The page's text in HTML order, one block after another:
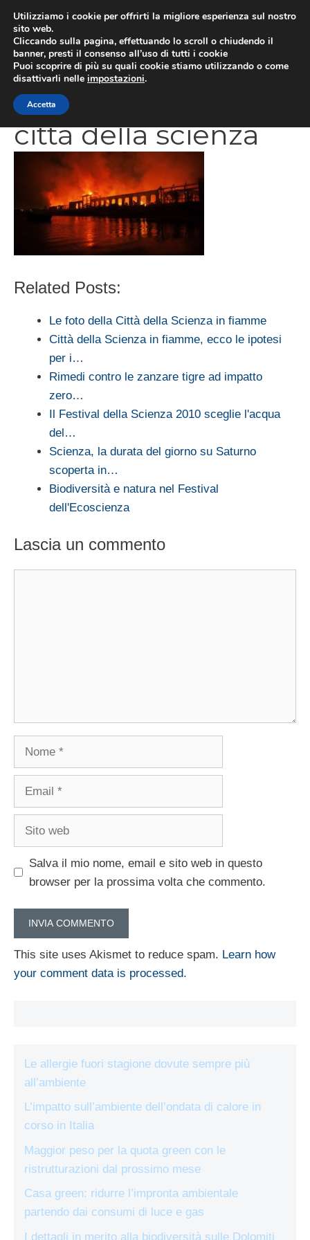
contenuto
città della scienza
Related Posts:
Le foto della Città della Scienza in fiamme
Città della Scienza in fiamme, ecco le ipotesi
per i…
Rimedi contro le zanzare tigre ad impatto
zero…
Il Festival della Scienza 2010 sceglie l'acqua
del…
Scienza, la durata del giorno su Saturno
scoperta in…
Biodiversità e natura nel Festival
dell'Ecoscienza
Lascia un commento
Salva il mio nome, email e sito web in questo
browser per la prossima volta che commento.
This site uses Akismet to reduce spam. Learn how
your comment data is processed.
Le allergie fuori stagione dovute sempre più
all’ambiente
L’impatto sull’ambiente dell’ondata di calore in
corso in Italia
Maggior peso per la quota green con le
ristrutturazioni dal prossimo mese
Casa green: ridurre l’impronta ambientale
partendo dai consumi di luce e gas
I dettagli in merito alla biodiversità sulle Dolomiti
Utilizziamo i cookie per offrirti la migliore esperienza sul nostro
sito web.
Cliccando sulla pagina, effettuando lo scroll o chiudendo il
banner, presti il consenso all’uso di tutti i cookie
Puoi scoprire di più su quali cookie stiamo utilizzando o come
disattivarli nelle impostazioni.
Accetta